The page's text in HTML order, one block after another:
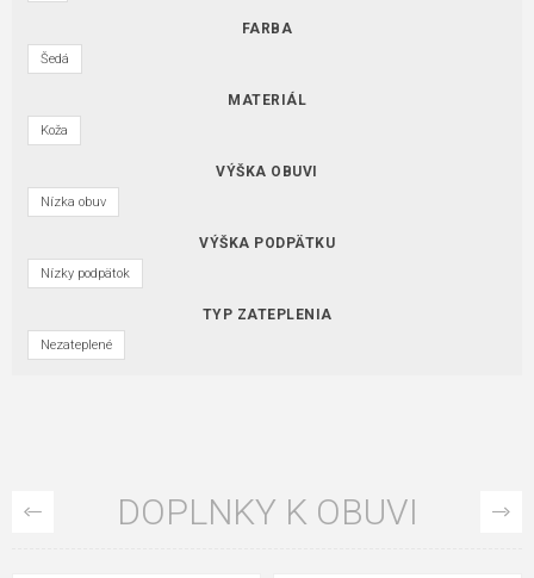
FARBA
Šedá
MATERIÁL
Koža
VÝŠKA OBUVI
Nízka obuv
VÝŠKA PODPÄTKU
Nízky podpätok
TYP ZATEPLENIA
Nezateplené
DOPLNKY K OBUVI